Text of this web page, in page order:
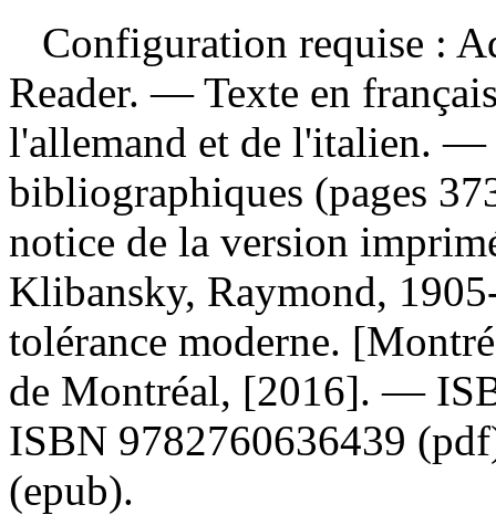
Configuration requise :
Reader. — Texte en
l'allemand et de l'italien. —
bibliographiques (pages
notice de la version
Klibansky, Raymond,
tolérance moderne.
de Montréal, [2016]. —
ISBN 9782760636439
(epub).